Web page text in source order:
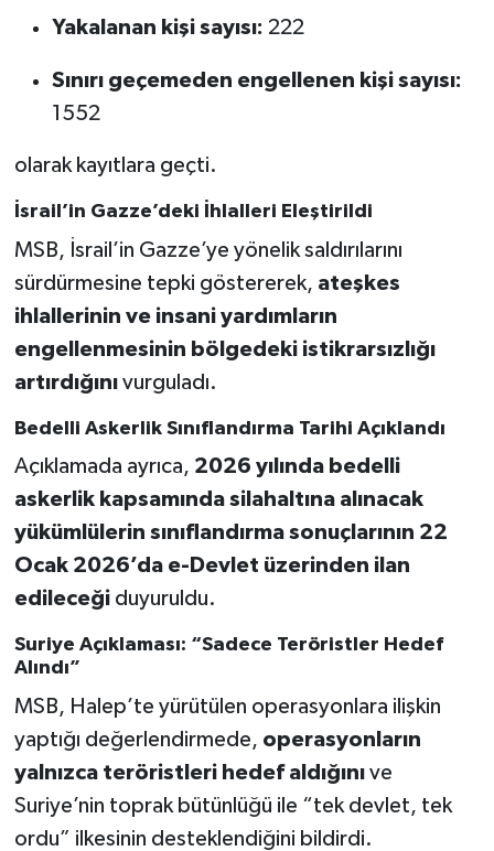
Yakalanan kişi sayısı: 222
Sınırı geçemeden engellenen kişi sayısı:
1552
olarak kayıtlara geçti.
İsrail’in Gazze’deki İhlalleri Eleştirildi
MSB, İsrail’in Gazze’ye yönelik saldırılarını
sürdürmesine tepki göstererek, ateşkes
ihlallerinin ve insani yardımların
engellenmesinin bölgedeki istikrarsızlığı
artırdığınıvurguladı.
Bedelli Askerlik Sınıflandırma Tarihi Açıklandı
Açıklamada ayrıca, 2026 yılında bedelli
askerlik kapsamında silahaltına alınacak
yükümlülerin sınıflandırma sonuçlarının 22
Ocak 2026’da e-Devlet üzerinden ilan
edileceğiduyuruldu.
Suriye Açıklaması: “Sadece Teröristler Hedef
Alındı”
MSB, Halep’te yürütülen operasyonlara ilişkin
yaptığı değerlendirmede, operasyonların
yalnızca teröristleri hedef aldığınıve
Suriye’nin toprak bütünlüğü ile “tek devlet, tek
ordu” ilkesinin desteklendiğini bildirdi.